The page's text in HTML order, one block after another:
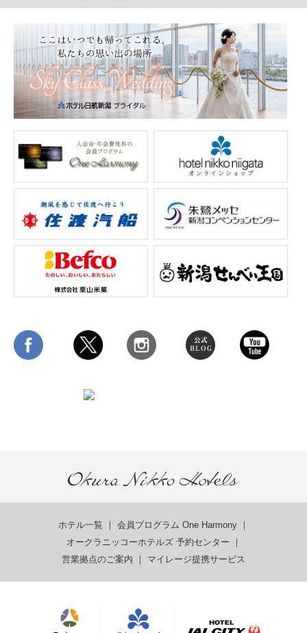
ホテル一覧 ｜ 会員プログラム One Harmony ｜
オークラニッコーホテルズ 予約センター ｜
営業拠点のご案内 ｜ マイレージ提携サービス